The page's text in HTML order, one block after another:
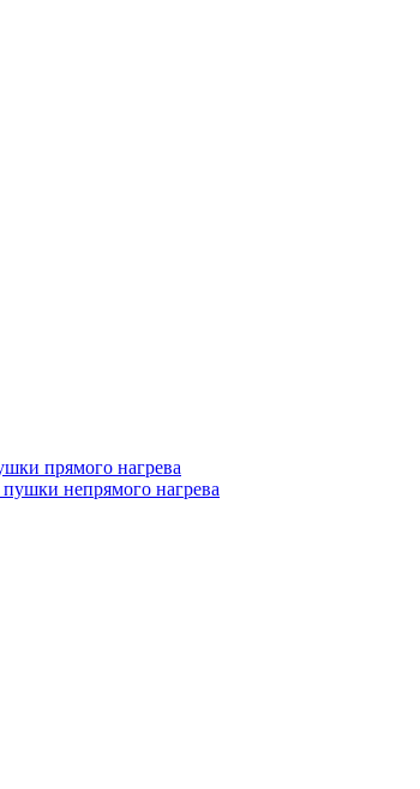
прямого нагрева
непрямого нагрева